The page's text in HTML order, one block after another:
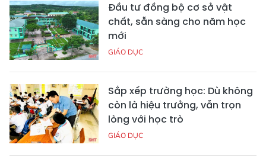
Đầu tư đồng bộ cơ sở vật
chất, sẵn sàng cho năm học
mới
GIÁO DỤC
Sắp xếp trường học: Dù không
còn là hiệu trưởng, vẫn trọn
lòng với học trò
GIÁO DỤC